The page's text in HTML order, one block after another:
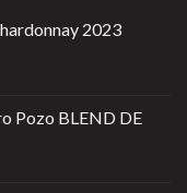
2023
Pozo BLEND DE